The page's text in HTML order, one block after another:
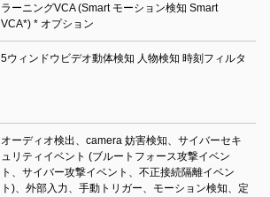
ラーニングVCA (Smart モーション検知 Smart
VCA*) * オプション
5ウィンドウビデオ動体検知 人物検知 時刻フィルタ
オーディオ検出、camera 妨害検知、サイバーセキ
ュリティイベント (ブルートフォース攻撃イベン
ト、サイバー攻撃イベント、不正接続隔離イベン
ト)、外部入力、手動トリガー、モーション検知、定